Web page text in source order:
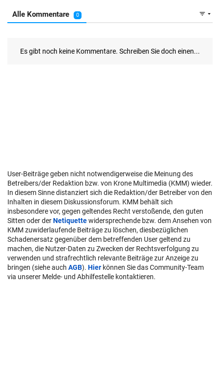
User-Beiträge geben nicht notwendigerweise die Meinung des
Betreibers/der Redaktion bzw. von Krone Multimedia (KMM) wieder.
In diesem Sinne distanziert sich die Redaktion/der Betreiber von den
Inhalten in diesem Diskussionsforum. KMM behält sich
insbesondere vor, gegen geltendes Recht verstoßende, den guten
Sitten oder derNetiquettewidersprechende bzw. dem Ansehen von
KMM zuwiderlaufende Beiträge zu löschen, diesbezüglichen
Schadenersatz gegenüber dem betreffenden User geltend zu
machen, die Nutzer-Daten zu Zwecken der Rechtsverfolgung zu
verwenden und strafrechtlich relevante Beiträge zur Anzeige zu
bringen (siehe auch AGB). Hier können Sie das Community-Team
via unserer Melde- und Abhilfestelle kontaktieren.